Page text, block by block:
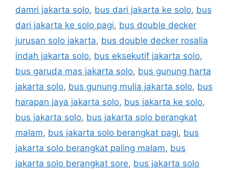
damri jakarta solo, bus dari jakarta ke solo, bus
dari jakarta ke solo pagi, bus double decker
jurusan solo jakarta, bus double decker rosalia
indah jakarta solo, bus eksekutif jakarta solo,
bus garuda mas jakarta solo, bus gunung harta
jakarta solo, bus gunung mulia jakarta solo, bus
harapan jaya jakarta solo, bus jakarta ke solo,
bus jakarta solo, bus jakarta solo berangkat
malam, bus jakarta solo berangkat pagi, bus
jakarta solo berangkat paling malam, bus
jakarta solo berangkat sore, bus jakarta solo